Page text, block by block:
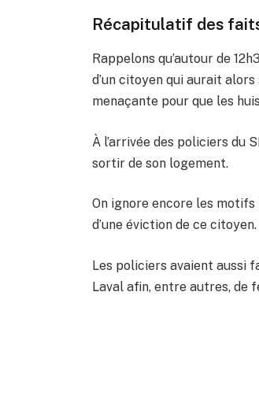
Récapitulatif des
Rappelons qu’autour de
d’un citoyen qui aurait
menaçante pour que les
À l’arrivée des policiers du
sortir de son logement.
On ignore encore les motifs
d’une éviction de ce citoyen.
Les policiers avaient aussi
Laval afin, entre autres, de